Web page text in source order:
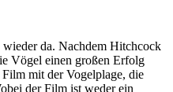
da. Nachdem Hitchcock
Vögel einen großen Erfolg
mit der Vogelplage, die
der Film ist weder ein